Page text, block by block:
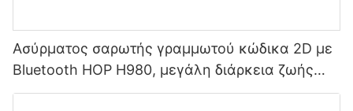
Ασύρματος σαρωτής γραμμωτού κώδικα 2D με
Bluetooth HOP H980, μεγάλη διάρκεια ζωής
μπαταρίας 2800mAh για αποθήκες και logistics